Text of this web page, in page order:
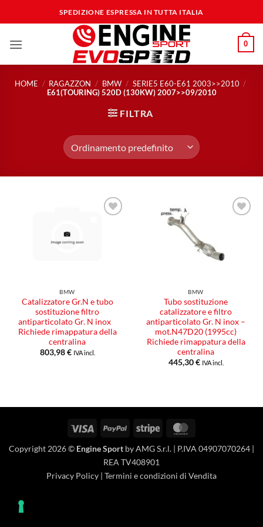
ai
SPEDIZIONE ESPRESSA IN TUTTA ITALIA
0
HOME / RAGAZZON / BMW / SERIE5 E60-E61 2003>>2010 /
E61(TOURING) 520D (130KW) 2007>>09/2010
FILTRA
BMW
Catalizzatore Gr.N e tubo
sostituzione filtro
antiparticolato Gr. N inox
Richiede rimappatura della
centralina
803,98€ IVA incl.
BMW
Tubo sostituzione
catalizzatore e filtro
antiparticolato Gr. N inox –
mot.N47D20 (1995cc)
Richiede rimappatura della
centralina
445,30€ IVA incl.
Visa PayPal Stripe
Copyright 2026 © Engine Sport by AMG S.r.l. | P.IVA 04907070264 |
REA TV408901
Privacy Policy | Termini e condizioni di Vendita